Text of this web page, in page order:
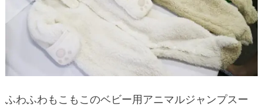
ふわふわもこもこのベビー用アニマルジャンプスー